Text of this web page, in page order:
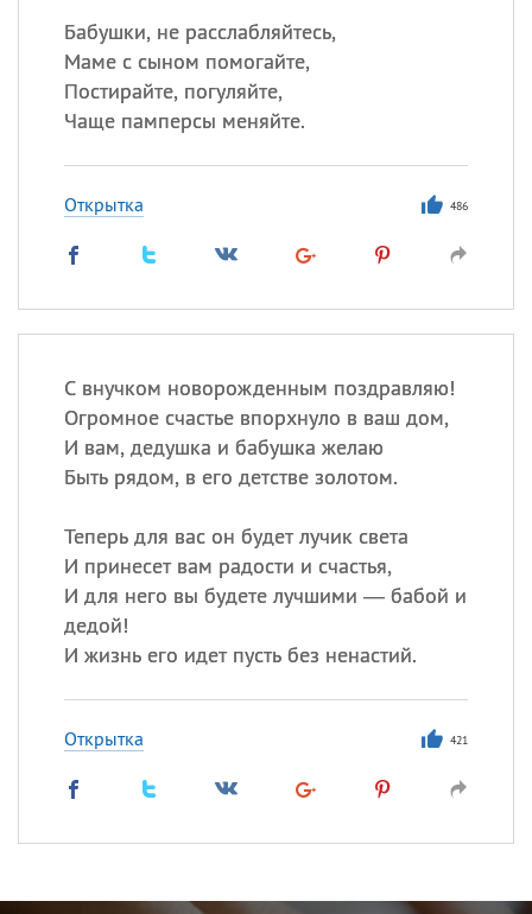
Бабушки, не расслабляйтесь,
Маме с сыном помогайте,
Постирайте, погуляйте,
Чаще памперсы меняйте.
Открытка 486
С внучком новорожденным поздравляю!
Огромное счастье впорхнуло в ваш дом,
И вам, дедушка и бабушка желаю
Быть рядом, в его детстве золотом.
Теперь для вас он будет лучик света
И принесет вам радости и счастья,
И для него вы будете лучшими — бабой и
дедой!
И жизнь его идет пусть без ненастий.
Открытка 421